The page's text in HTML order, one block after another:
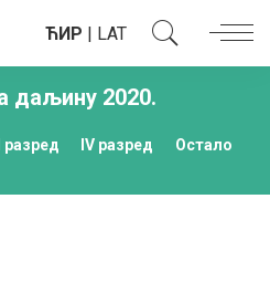
ЋИР | LAT
даљину 2020.
разред IV разред Остало